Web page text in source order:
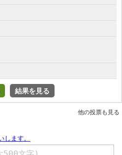
結果を見る
他の投票も見る